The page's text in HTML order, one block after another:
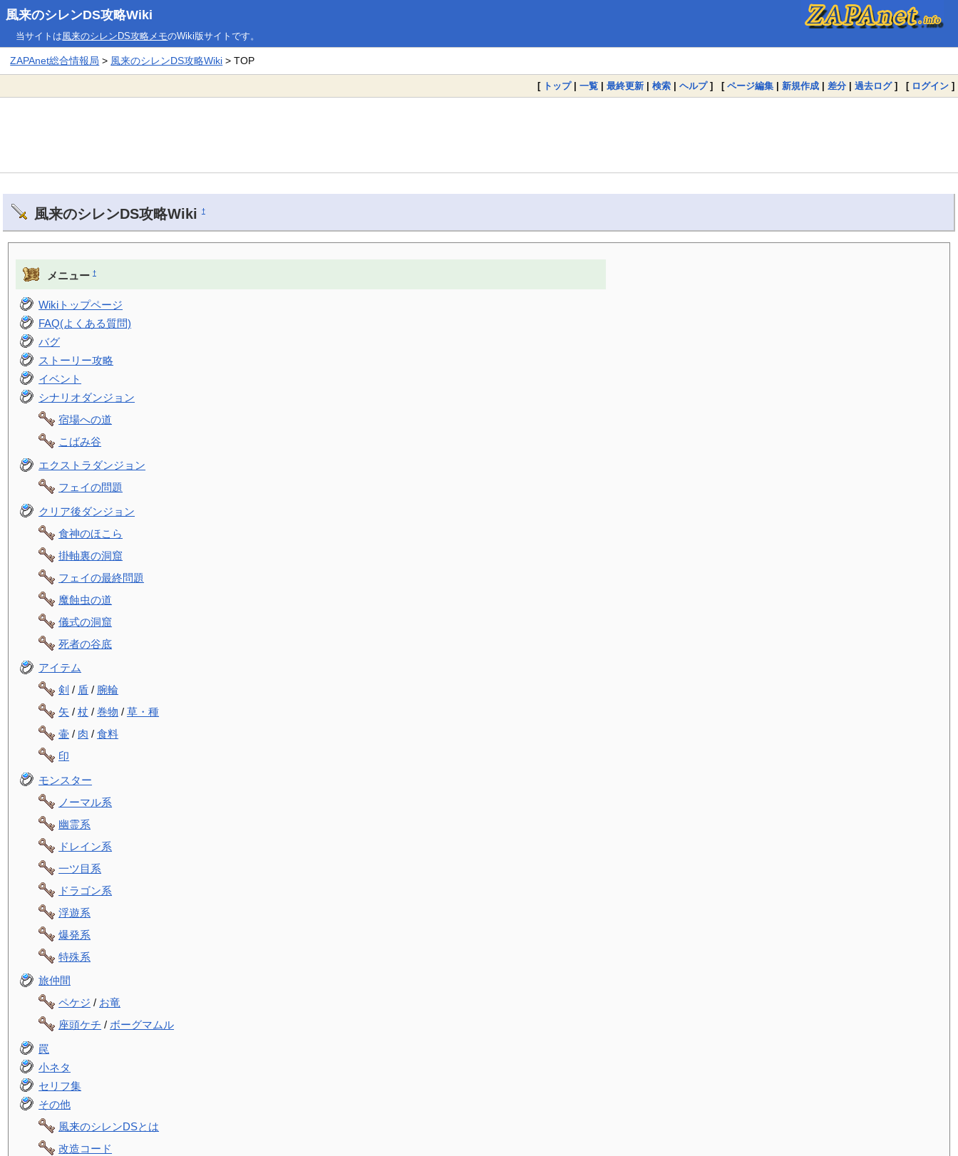
風来のシレンDS攻略Wiki
当サイトは風来のシレンDS攻略メモのWiki版サイトです。
ZAPAnet総合情報局 > 風来のシレンDS攻略Wiki > TOP
[ トップ| 一覧 | 最終更新 | 検索 | ヘルプ] [ ページ編集 | 新規作成 | 差分 | 過去ログ] [ ログイン ]
風来のシレンDS攻略Wiki †
メニュー †
Wikiトップページ
FAQ(よくある質問)
バグ
ストーリー攻略
イベント
シナリオダンジョン
宿場への道
こばみ谷
エクストラダンジョン
フェイの問題
クリア後ダンジョン
食神のほこら
掛軸裏の洞窟
フェイの最終問題
魔蝕虫の道
儀式の洞窟
死者の谷底
アイテム
剣 / 盾 / 腕輪
矢 /杖 /巻物 /草・種
壷 / 肉 /食料
印
モンスター
ノーマル系
幽霊系
ドレイン系
一ツ目系
ドラゴン系
浮遊系
爆発系
特殊系
旅仲間
ペケジ / お竜
座頭ケチ / ボーグマムル
罠
小ネタ
セリフ集
その他
風来のシレンDSとは
改造コード